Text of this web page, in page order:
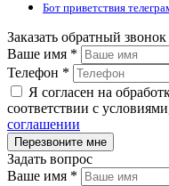
Бот приветствия
Заказать обратный звонок
Ваше имя *
Телефон *
Я согласен на
соответствии с
соглашении
Задать вопрос
Ваше имя *